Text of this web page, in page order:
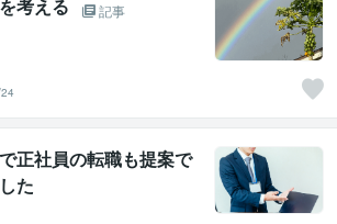
考える
記事
正社員の転職も提案で
た